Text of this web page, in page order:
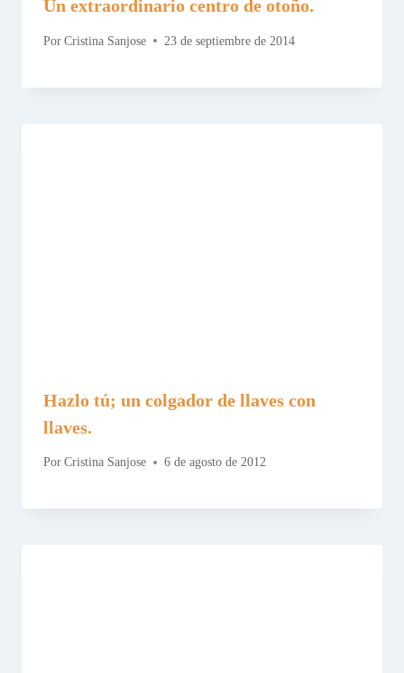
Un extraordinario centro de otoño.
Por Cristina Sanjose 23 de septiembre de 2014
Hazlo tú; un colgador de llaves con
llaves.
Por Cristina Sanjose 6 de agosto de 2012